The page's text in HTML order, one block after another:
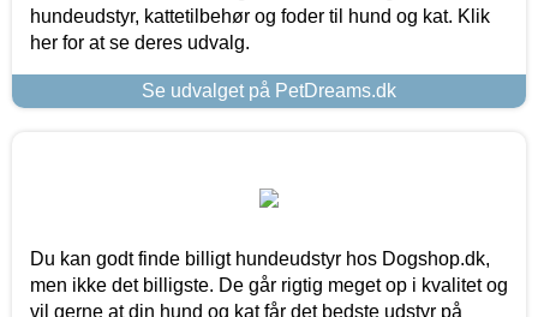
hundeudstyr, kattetilbehør og foder til hund og kat. Klik
her for at se deres udvalg.
Se udvalget på PetDreams.dk
Du kan godt finde billigt hundeudstyr hos Dogshop.dk,
men ikke det billigste. De går rigtig meget op i kvalitet og
vil gerne at din hund og kat får det bedste udstyr på